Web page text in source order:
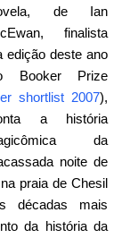
de Ian
finalista
edição deste ano
Booker Prize
shortlist 2007),
a história
da
noite de
praia de Chesil
décadas mais
da história da